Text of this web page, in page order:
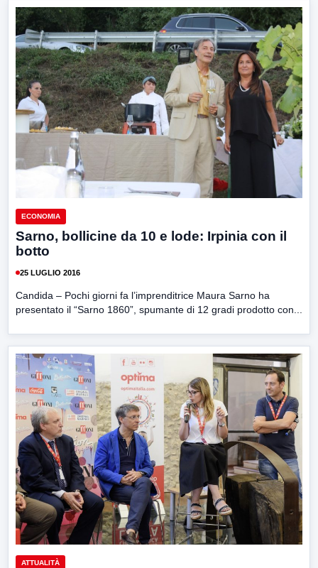
ECONOMIA
Sarno, bollicine da 10 e lode: Irpinia con il
botto
25 LUGLIO 2016
Candida – Pochi giorni fa l’imprenditrice Maura Sarno ha
presentato il “Sarno 1860”, spumante di 12 gradi prodotto con...
ATTUALITÀ